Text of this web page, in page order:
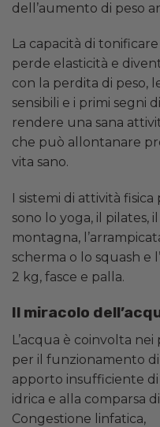
dell’aumento di peso
La capacità di
perde elasticità e
con la perdita di peso,
sensibili e i primi segni
rendere una sana
che può allontanare
vita sano.
I sistemi di attività
sono lo yoga, il pilates,
montagna,
scherma o lo squash e
2 kg, fasce e palla.
Il miracolo
L’acqua è coinvolta nei
per il funzionamento
apporto insufficiente
idrica e alla comparsa
Congestione linfatica,